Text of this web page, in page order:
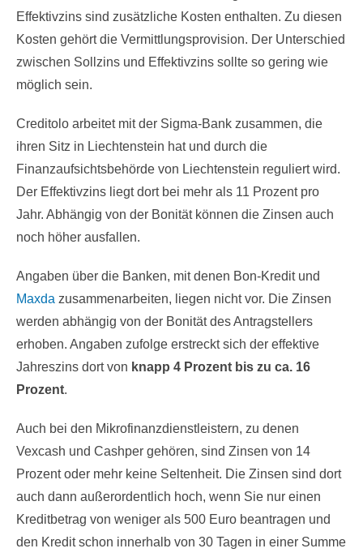
Effektivzins sind zusätzliche Kosten enthalten. Zu diesen
Kosten gehört die Vermittlungsprovision. Der Unterschied
zwischen Sollzins und Effektivzins sollte so gering wie
möglich sein.
Creditolo arbeitet mit der Sigma-Bank zusammen, die
ihren Sitz in Liechtenstein hat und durch die
Finanzaufsichtsbehörde von Liechtenstein reguliert wird.
Der Effektivzins liegt dort bei mehr als 11 Prozent pro
Jahr. Abhängig von der Bonität können die Zinsen auch
noch höher ausfallen.
Angaben über die Banken, mit denen Bon-Kredit und
Maxda zusammenarbeiten, liegen nicht vor. Die Zinsen
werden abhängig von der Bonität des Antragstellers
erhoben. Angaben zufolge erstreckt sich der effektive
Jahreszins dort von knapp 4 Prozent bis zu ca. 16
Prozent.
Auch bei den Mikrofinanzdienstleistern, zu denen
Vexcash und Cashper gehören, sind Zinsen von 14
Prozent oder mehr keine Seltenheit. Die Zinsen sind dort
auch dann außerordentlich hoch, wenn Sie nur einen
Kreditbetrag von weniger als 500 Euro beantragen und
den Kredit schon innerhalb von 30 Tagen in einer Summe